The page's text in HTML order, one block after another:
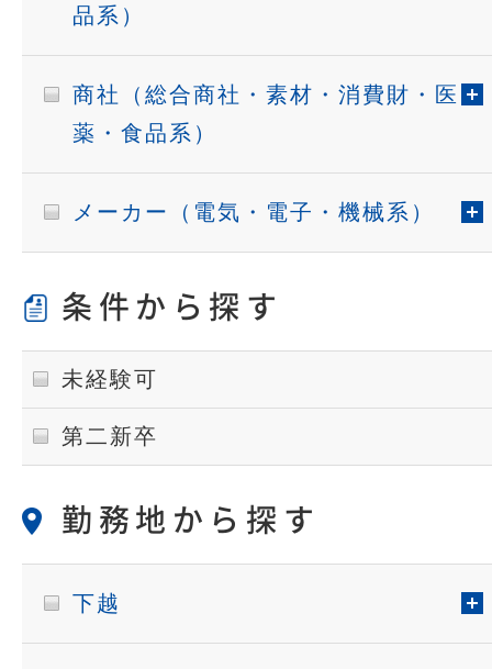
品系）
商社（総合商社・素材・消費財・医
薬・食品系）
メーカー（電気・電子・機械系）
条件から探す
未経験可
第二新卒
勤務地から探す
下越